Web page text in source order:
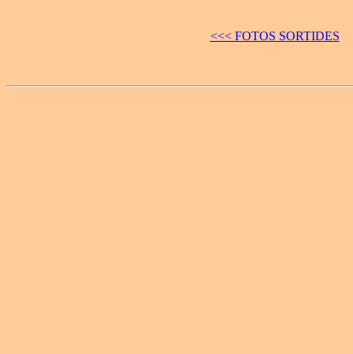
<<< FOTOS SORTIDES